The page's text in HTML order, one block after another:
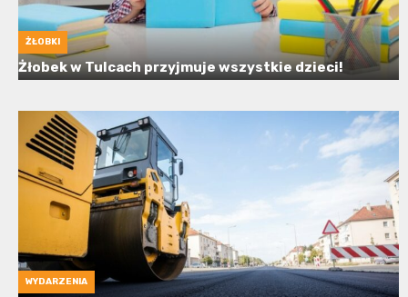
ŻŁOBKI
Żłobek w Tulcach przyjmuje wszystkie dzieci!
WYDARZENIA